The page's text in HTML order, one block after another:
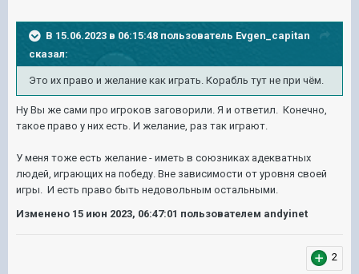
В 15.06.2023 в 06:15:48 пользователь Evgen_capitan
сказал:
Это их право и желание как играть. Корабль тут не при чём.
Ну Вы же сами про игроков заговорили. Я и ответил. Конечно,
такое право у них есть. И желание, раз так играют.
У меня тоже есть желание - иметь в союзниках адекватных
людей, играющих на победу. Вне зависимости от уровня своей
игры. И есть право быть недовольным остальными.
Изменено 15 июн 2023, 06:47:01 пользователем andyinet
2